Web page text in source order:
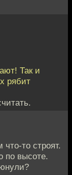
Так и
рябит
то строят.
по высоте.